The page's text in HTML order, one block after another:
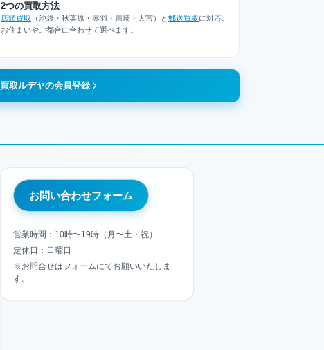
2つの買取方法
店頭買取 （池袋・秋葉原・赤羽・川崎・大宮）と郵送買取に対応。
お住まいやご都合に合わせて選べます。
買取ルデヤの会員登録
お問い合わせフォーム
営業時間：10時〜19時（月〜土・祝）
定休日：日曜日
※お問合せはフォームにてお願いいたしま
す。